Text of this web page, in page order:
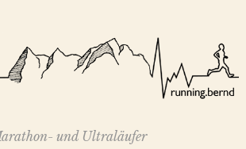
und Ultraläufer